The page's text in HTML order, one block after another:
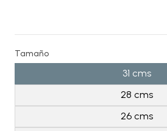
Tamaño
31 cms
28 cms
26 cms